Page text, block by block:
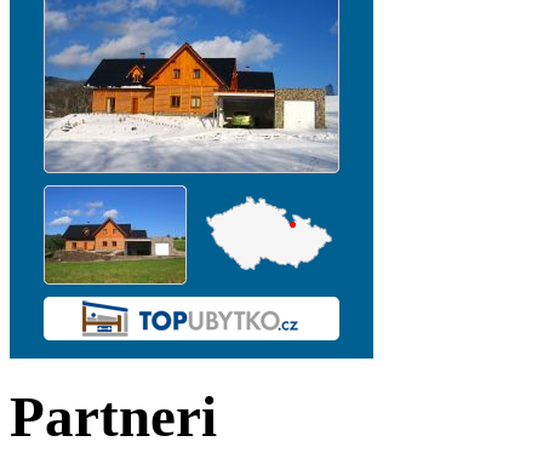
Partneri